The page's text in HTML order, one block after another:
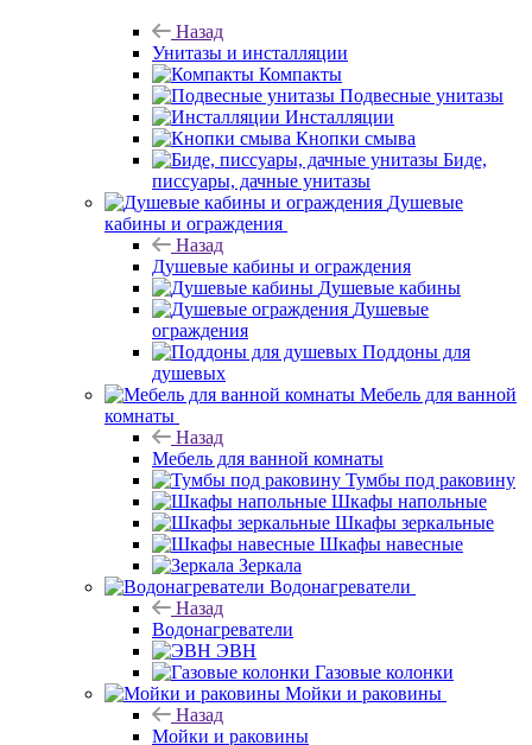
Назад
Унитазы и инсталляции
Компакты
Подвесные унитазы
Инсталляции
Кнопки смыва
Биде,
писсуары, дачные унитазы
Душевые
кабины и ограждения
Назад
Душевые кабины и ограждения
Душевые кабины
Душевые
ограждения
Поддоны для
душевых
Мебель для ванной
комнаты
Назад
Мебель для ванной комнаты
Тумбы под раковину
Шкафы напольные
Шкафы зеркальные
Шкафы навесные
Зеркала
Водонагреватели
Назад
Водонагреватели
ЭВН
Газовые колонки
Мойки и раковины
Назад
Мойки и раковины